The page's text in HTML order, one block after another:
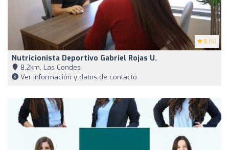
5 (5)
Nutricionista Deportivo Gabriel Rojas U.
8,2km, Las Condes
Ver información y datos de contacto